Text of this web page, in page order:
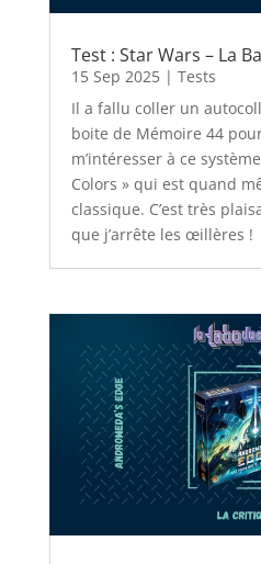
Test : Star Wars – La
15 Sep 2025| Tests
Il a fallu coller un
boite de Mémoire 44
m’intéresser à ce
Colors » qui est quand
classique. C’est très
que j’arrête les œillères !